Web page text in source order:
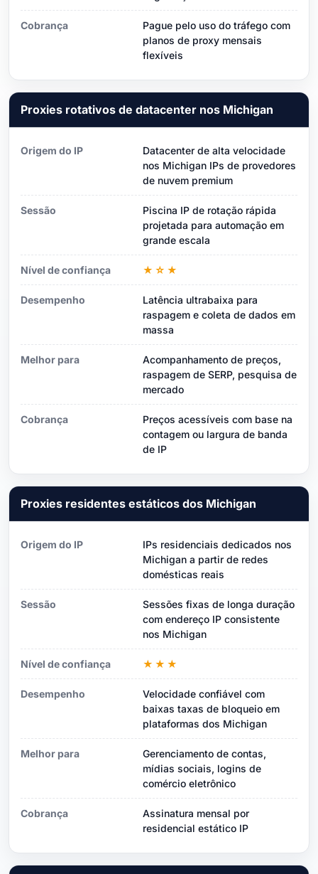
Cobrança
Pague pelo uso do tráfego com
planos de proxy mensais
flexíveis
Proxies rotativos de datacenter nos Michigan
Origem do IP
Datacenter de alta velocidade
nos Michigan IPs de provedores
de nuvem premium
Sessão
Piscina IP de rotação rápida
projetada para automação em
grande escala
Nível de confiança ★☆★
Desempenho
Latência ultrabaixa para
raspagem e coleta de dados em
massa
Melhor para
Acompanhamento de preços,
raspagem de SERP, pesquisa de
mercado
Cobrança
Preços acessíveis com base na
contagem ou largura de banda
de IP
Proxies residentes estáticos dos Michigan
Origem do IP
IPs residenciais dedicados nos
Michigan a partir de redes
domésticas reais
Sessão
Sessões fixas de longa duração
com endereço IP consistente
nos Michigan
Nível de confiança ★★★
Desempenho
Velocidade confiável com
baixas taxas de bloqueio em
plataformas dos Michigan
Melhor para
Gerenciamento de contas,
mídias sociais, logins de
comércio eletrônico
Cobrança
Assinatura mensal por
residencial estático IP